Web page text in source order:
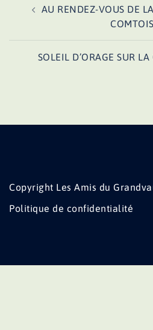
d’articleAU RENDEZ-VOUS DE
SOLEIL D’ORAGE SUR
Copyright Les Amis du
Politique de confidentialité